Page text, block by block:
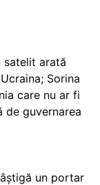
satelit arată
Sorina
care nu ar fi
de guvernarea
un portar